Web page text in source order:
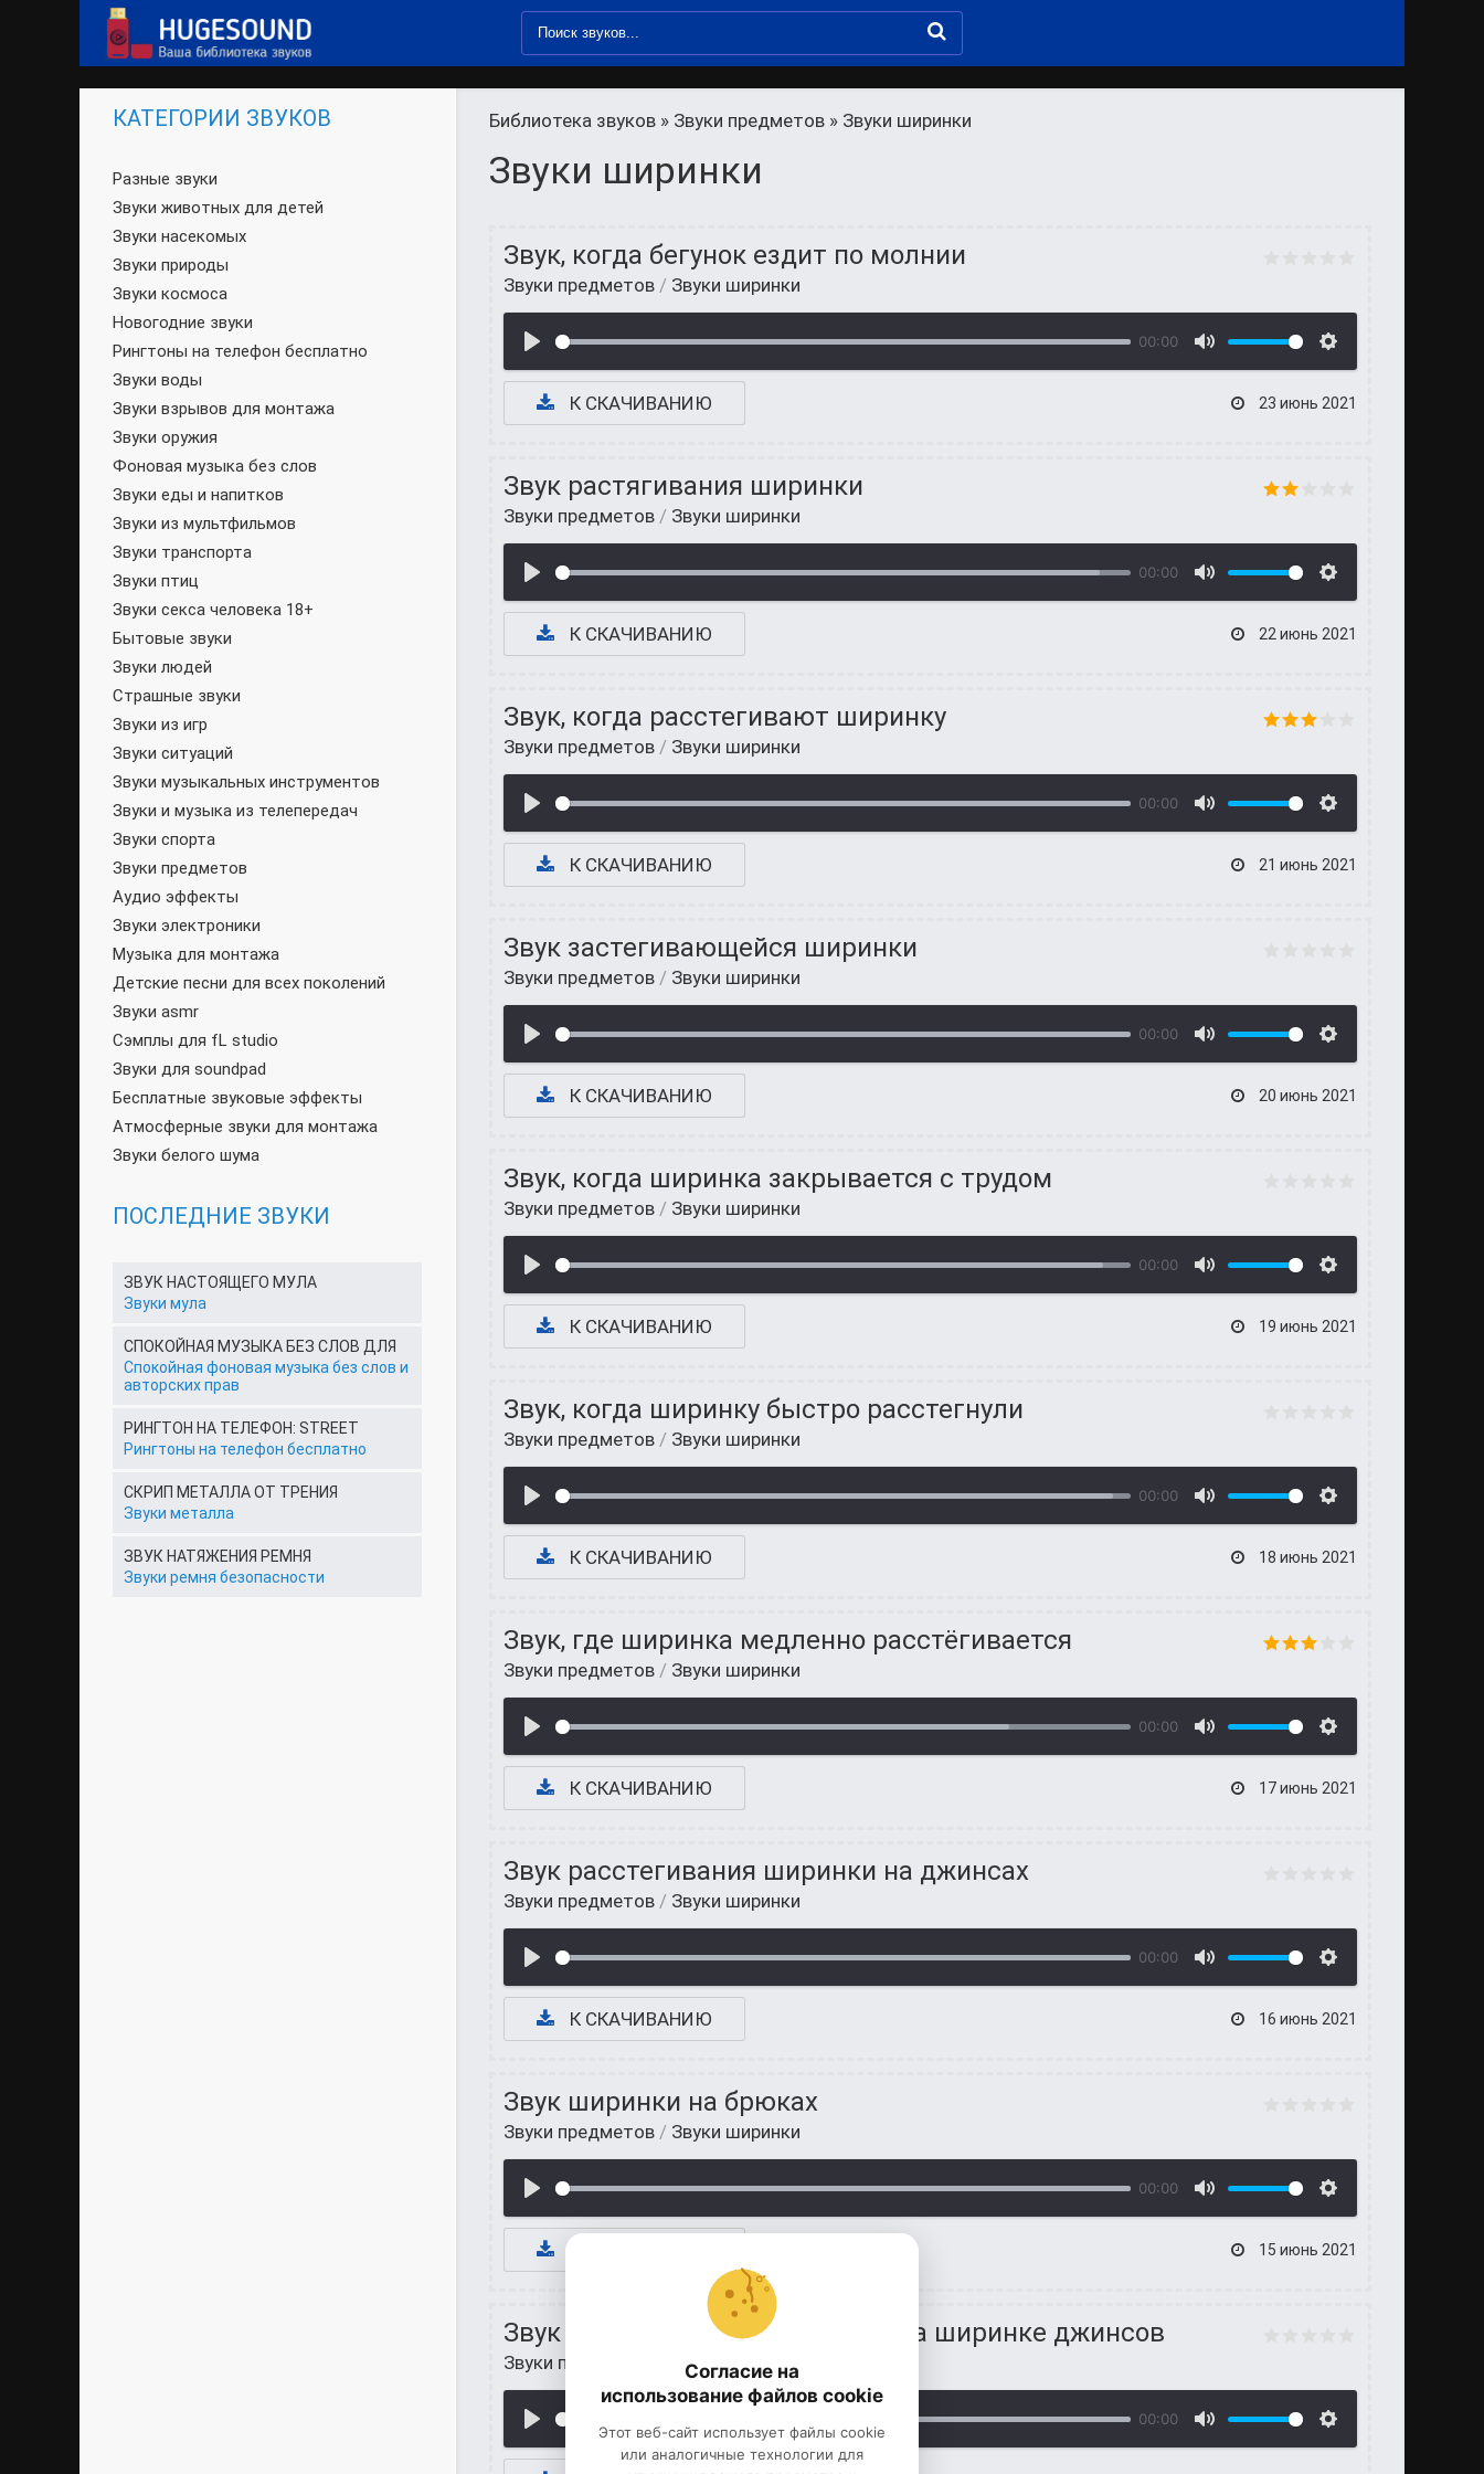
Библиотека звуков » Звуки предметов » Звуки ширинки
Звуки ширинки
Звук, когда бегунок ездит по молнии
Звуки предметов / Звуки ширинки
00:00
К СКАЧИВАНИЮ 23 июнь 2021
Звук растягивания ширинки
Звуки предметов / Звуки ширинки
00:00
К СКАЧИВАНИЮ 22 июнь 2021
Звук, когда расстегивают ширинку
Звуки предметов / Звуки ширинки
00:00
К СКАЧИВАНИЮ 21 июнь 2021
Звук застегивающейся ширинки
Звуки предметов / Звуки ширинки
00:00
К СКАЧИВАНИЮ 20 июнь 2021
Звук, когда ширинка закрывается с трудом
Звуки предметов / Звуки ширинки
00:00
К СКАЧИВАНИЮ 19 июнь 2021
Звук, когда ширинку быстро расстегнули
Звуки предметов / Звуки ширинки
00:00
К СКАЧИВАНИЮ 18 июнь 2021
Звук, где ширинка медленно расстёгивается
Звуки предметов / Звуки ширинки
00:00
К СКАЧИВАНИЮ 17 июнь 2021
Звук расстегивания ширинки на джинсах
Звуки предметов / Звуки ширинки
00:00
К СКАЧИВАНИЮ 16 июнь 2021
Звук ширинки на брюках
Звуки предметов / Звуки ширинки
00:00
К СКАЧИВАНИЮ 15 июнь 2021
Звук застегивающегося замка на ширинке джинсов
Звуки предметов Звуки ширинки
00:00
КАТЕГОРИИ ЗВУКОВ
Разные звуки
Звуки животных для детей
Звуки насекомых
Звуки природы
Звуки космоса
Новогодние звуки
Рингтоны на телефон бесплатно
Звуки воды
Звуки взрывов для монтажа
Звуки оружия
Фоновая музыка без слов
Звуки еды и напитков
Звуки из мультфильмов
Звуки транспорта
Звуки птиц
Звуки секса человека 18+
Бытовые звуки
Звуки людей
Страшные звуки
Звуки из игр
Звуки ситуаций
Звуки музыкальных инструментов
Звуки и музыка из телепередач
Звуки спорта
Звуки предметов
Аудио эффекты
Звуки электроники
Музыка для монтажа
Детские песни для всех поколений
Звуки asmr
Сэмплы для fL studio
Звуки для soundpad
Бесплатные звуковые эффекты
Атмосферные звуки для монтажа
Звуки белого шума
ПОСЛЕДНИЕ ЗВУКИ
ЗВУК НАСТОЯЩЕГО МУЛА
Звуки мула
СПОКОЙНАЯ МУЗЫКА БЕЗ СЛОВ ДЛЯ
Спокойная фоновая музыка без слов и
авторских прав
РИНГТОН НА ТЕЛЕФОН: STREET
Рингтоны на телефон бесплатно
СКРИП МЕТАЛЛА ОТ ТРЕНИЯ
Звуки металла
ЗВУК НАТЯЖЕНИЯ РЕМНЯ
Звуки ремня безопасности
Согласие на
использование файлов cookie
Этот веб-сайт использует файлы cookie
или аналогичные технологии для